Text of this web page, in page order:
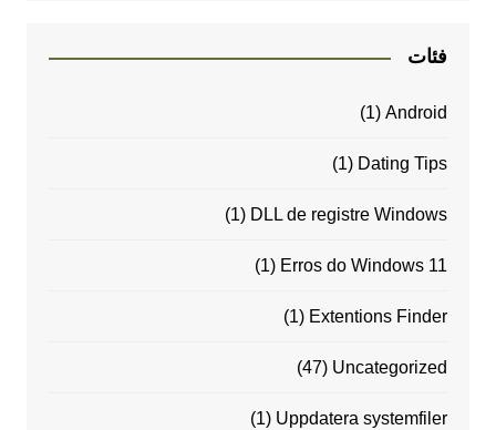
فئات
Android
(1)
Dating Tips
(1)
DLL de registre Windows
(1)
Erros do Windows 11
(1)
Extentions Finder
(1)
Uncategorized
(47)
Uppdatera systemfiler
(1)